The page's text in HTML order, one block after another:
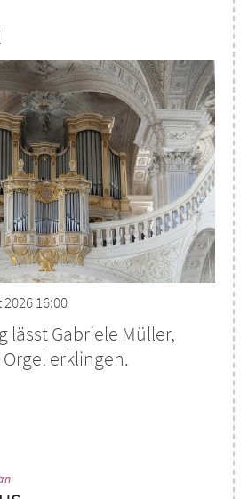
16:00
lässt Gabriele Müller,
erklingen.
: